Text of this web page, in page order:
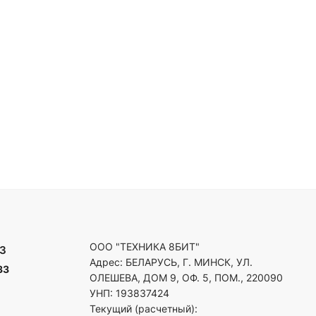
ООО "ТЕХНИКА 8БИТ"
Адрес: БЕЛАРУСЬ, Г. МИНСК, УЛ.
ОЛЕШЕВА, ДОМ 9, ОФ. 5, ПОМ., 220090
УНП: 193837424
Текущий (расчетный):